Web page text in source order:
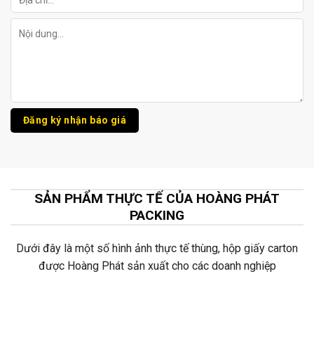
SẢN PHẨM THỰC TẾ CỦA HOÀNG PHÁT
PACKING
Dưới đây là một số hình ảnh thực tế thùng, hộp giấy carton
được Hoàng Phát sản xuất cho các doanh nghiệp